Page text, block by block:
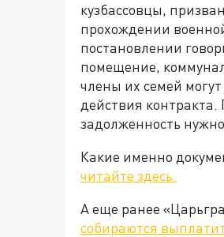
кузбассовцы,
прохождении
постановлении
помещение,
члены их семей
действия контракта.
задолженность
Какие именно
читайте здесь.
А еще ранее
собираются